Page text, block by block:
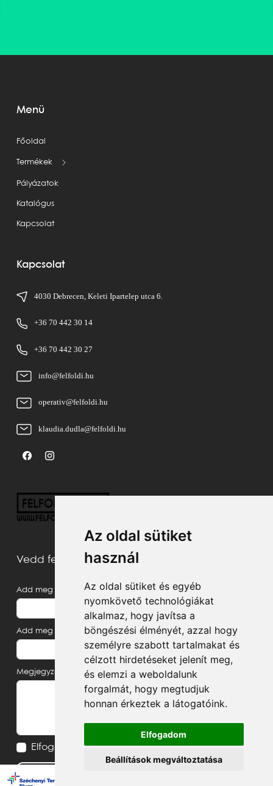
Az oldal sütiket
használ
Az oldal sütiket és egyéb
nyomkövető technológiákat
alkalmaz, hogy javítsa a
böngészési élményét, azzal hogy
személyre szabott tartalmakat és
célzott hirdetéseket jelenít meg,
és elemzi a weboldalunk
forgalmát, hogy megtudjuk
honnan érkeztek a látogatóink.
Elfogadom
Beállítások megváltoztatása
Menü
Főoldal
Termékek
Pályázatok
Katalógus
Kapcsolat
Kapcsolat
4030 Debrecen, Keleti Ipartelep utca 6.
+36 70 442 30 14
+36 70 442 30 27
info@felfoldi.hu
operativ@felfoldi.hu
klaudia.dudla@felfoldi.hu
Vedd fel velünk a kapcsolatot
Add meg a neved
Add meg az e-mail címed
Megjegyzés, üzenet
Elfogadom azAdatvédelmi tájékoztatót